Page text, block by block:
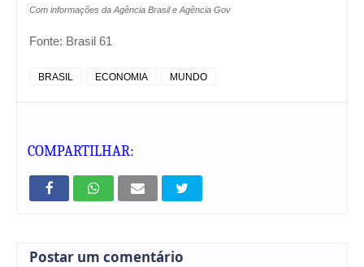
Com informações da Agência Brasil e Agência Gov
Fonte: Brasil 61
BRASIL ECONOMIA MUNDO
COMPARTILHAR:
Postar um comentário